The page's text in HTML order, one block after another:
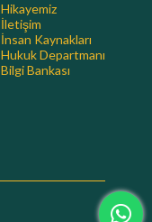
Hikayemiz
İletişim
İnsan Kaynakları
Hukuk Departmanı
Bilgi Bankası